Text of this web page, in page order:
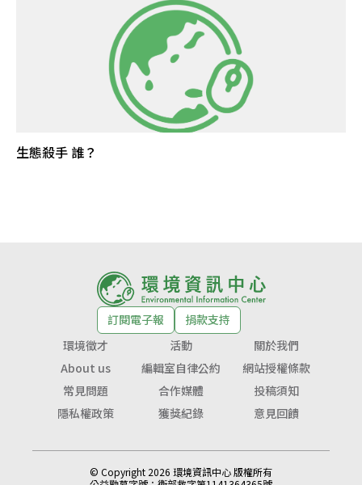
生態殺手 誰？
訂閱電子報
捐款支持
環境徵才
活動
關於我們
About us
編輯室自律公約
網站授權條款
常見問題
合作媒體
投稿須知
隱私權政策
獲獎紀錄 意見回饋
© Copyright 2026 環境資訊中心 版權所有